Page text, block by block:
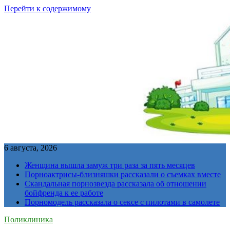
Перейти к содержимому
6 августа, 2026
Женщина вышла замуж три раза за пять месяцев
Порноактрисы-близняшки рассказали о съемках вместе
Скандальная порнозвезда рассказала об отношении
бойфренда к ее работе
Порномодель рассказала о сексе с пилотами в самолете
Поликлиника